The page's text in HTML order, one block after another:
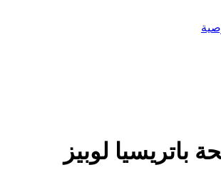
باتريسيا لوبيز